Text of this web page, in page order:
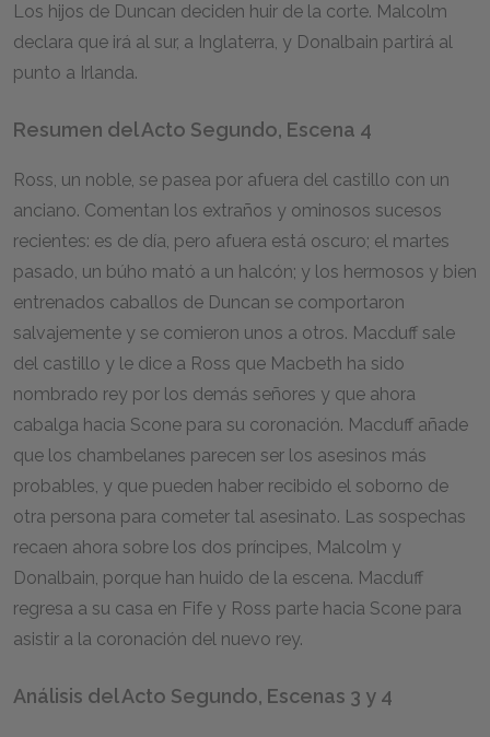
Los hijos de Duncan deciden huir de la corte. Malcolm
declara que irá al sur, a Inglaterra, y Donalbain partirá al
punto a Irlanda.
Resumen del Acto Segundo, Escena 4
Ross, un noble, se pasea por afuera del castillo con un
anciano. Comentan los extraños y ominosos sucesos
recientes: es de día, pero afuera está oscuro; el martes
pasado, un búho mató a un halcón; y los hermosos y bien
entrenados caballos de Duncan se comportaron
salvajemente y se comieron unos a otros. Macduff sale
del castillo y le dice a Ross que Macbeth ha sido
nombrado rey por los demás señores y que ahora
cabalga hacia Scone para su coronación. Macduff añade
que los chambelanes parecen ser los asesinos más
probables, y que pueden haber recibido el soborno de
otra persona para cometer tal asesinato. Las sospechas
recaen ahora sobre los dos príncipes, Malcolm y
Donalbain, porque han huido de la escena. Macduff
regresa a su casa en Fife y Ross parte hacia Scone para
asistir a la coronación del nuevo rey.
Análisis del Acto Segundo, Escenas 3 y 4